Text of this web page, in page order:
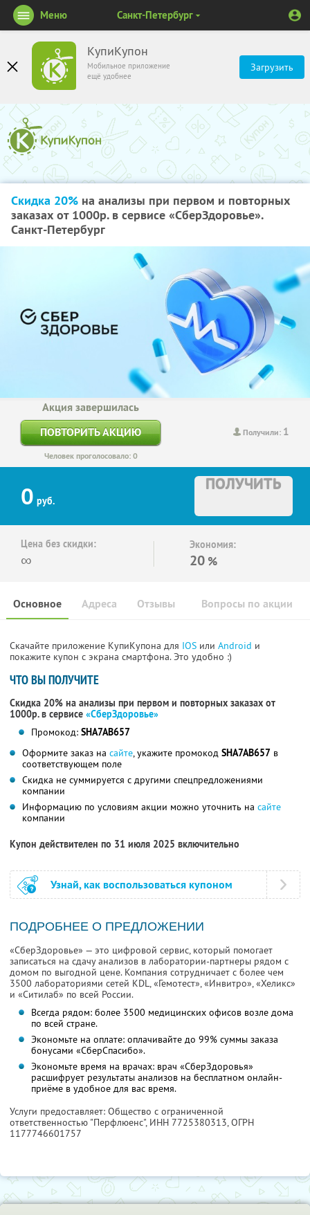
КупиКупон
Мобильное приложение
ещё удобнее
Загрузить
Меню Санкт-Петербург
Скидка 20% на анализы при первом и повторных
заказах от 1000р. в сервисе «СберЗдоровье».
Санкт-Петербург
Получили: 1
Акция завершилась
ПОВТОРИТЬ АКЦИЮ
Человек проголосовало: 0
0 руб.
ПОЛУЧИТЬ
Цена без скидки:
∞
Экономия:
20 %
Основное Отзывы Вопросы по акции
Адреса
Скачайте приложение КупиКупона для IOS или Android и
покажите купон с экрана смартфона. Это удобно :)
ЧТО ВЫ ПОЛУЧИТЕ
Скидка 20% на анализы при первом и повторных заказах от
1000р. в сервисе «СберЗдоровье»
Промокод: SHA7AB657
Оформите заказ на сайте, укажите промокод SHA7AB657 в
соответствующем поле
Скидка не суммируется с другими спецпредложениями
компании
Информацию по условиям акции можно уточнить на сайте
компании
Купон действителен по 31 июля 2025 включительно
Узнай, как воспользоваться купоном
ПОДРОБНЕЕ О ПРЕДЛОЖЕНИИ
«СберЗдоровье» — это цифровой сервис, который помогает
записаться на сдачу анализов в лаборатории-партнеры рядом с
домом по выгодной цене. Компания сотрудничает с более чем
3500 лабораториями сетей KDL, «Гемотест», «Инвитро», «Хеликс»
и «Ситилаб» по всей России.
Всегда рядом: более 3500 медицинских офисов возле дома
по всей стране.
Экономьте на оплате: оплачивайте до 99% суммы заказа
бонусами «СберСпасибо».
Экономьте время на врачах: врач «СберЗдоровья»
расшифрует результаты анализов на бесплатном онлайн-
приёме в удобное для вас время.
Услуги предоставляет: Общество с ограниченной
ответственностью "Перфлюенс", ИНН 7725380313, ОГРН
1177746601757